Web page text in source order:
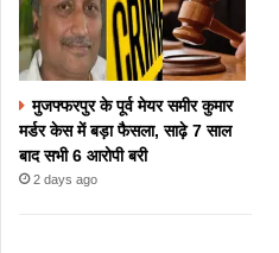
मुजफ्फरपुर के पूर्व मेयर समीर कुमार
मर्डर केस में बड़ा फैसला, साढ़े 7 साल
बाद सभी 6 आरोपी बरी
2 days ago